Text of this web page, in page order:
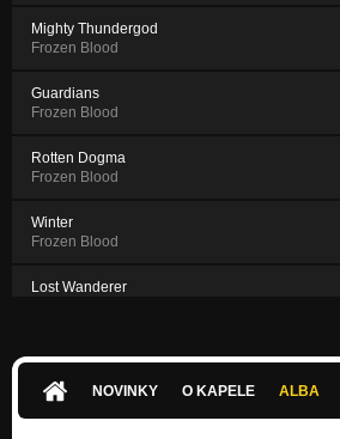
Mighty Thundergod
Frozen Blood
Guardians
Frozen Blood
Rotten Dogma
Frozen Blood
Winter
Frozen Blood
Lost Wanderer
NOVINKY O KAPELE ALBA